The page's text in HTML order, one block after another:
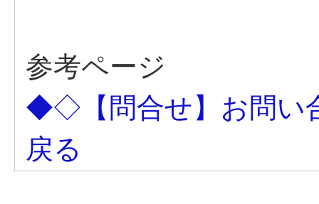
参考ページ
◆◇【問合せ】お問い
戻る